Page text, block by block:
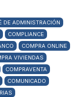
DE ADMINISTRACIÓN
COMPLIANCE
COMPRA ONLINE
VIVIENDAS
COMPRAVENTA
COMUNICADO